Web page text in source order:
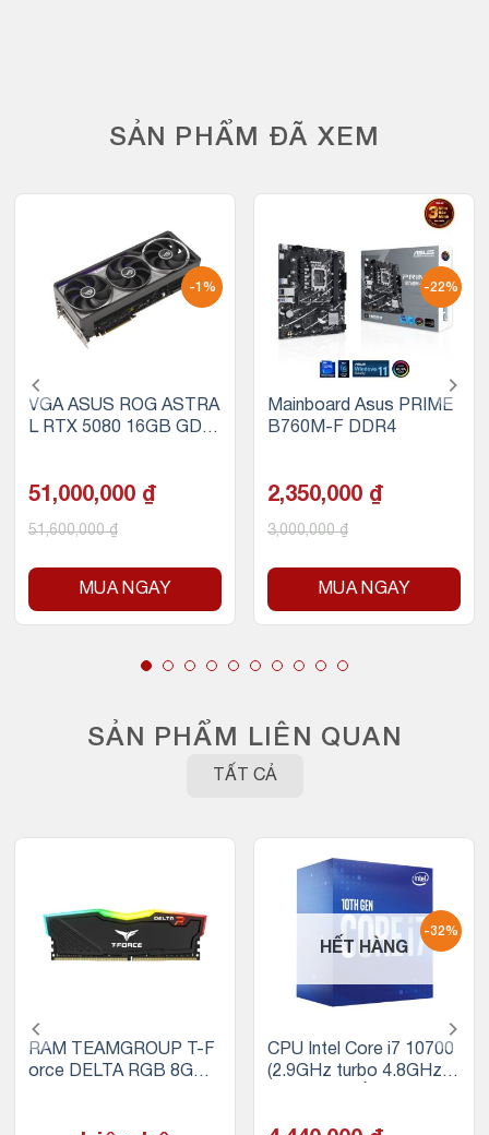
SẢN PHẨM ĐÃ XEM
-1%
VGA ASUS ROG ASTRA
L RTX 5080 16GB GDD
51,000,000 ₫
51,600,000₫
MUA NGAY
-22%
Mainboard Asus PRIME
B760M-F DDR4
2,350,000 ₫
3,000,000₫
MUA NGAY
SẢN PHẨM LIÊN QUAN
TẤT CẢ
RAM TEAMGROUP T-F
orce DELTA RGB 8GB
-32%
HẾT HÀNG
CPU Intel Core i7 10700
(2.9GHz turbo 4.8GHz |